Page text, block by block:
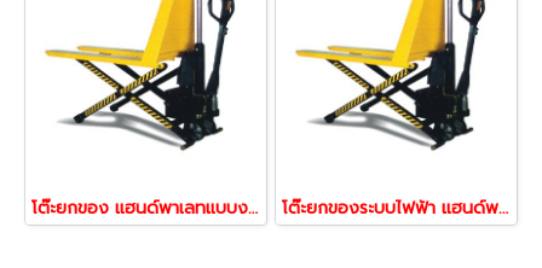
โต๊ะยกของ แฮนด์พาเลทแบบงา1ตันยกสูงPallet high lifter 54127,54110 โต๊ะยกของระบบไฟฟ้า แฮนด์พาเลทแบบงา1ตันยกสูงPallet high lifter Happy move 53205,53199